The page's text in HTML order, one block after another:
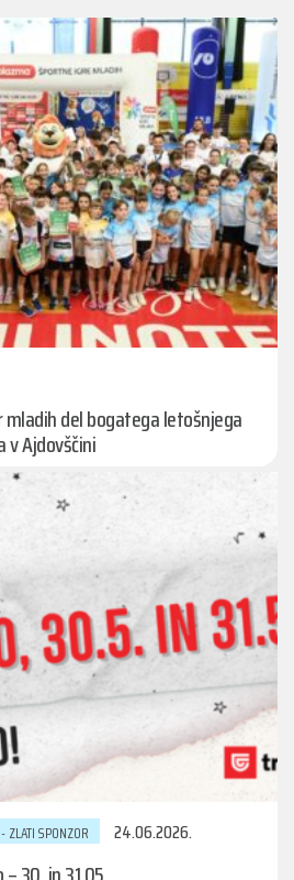
del bogatega letošnjega
Ajdovščini
ZLATI SPONZOR 24.06.2026.